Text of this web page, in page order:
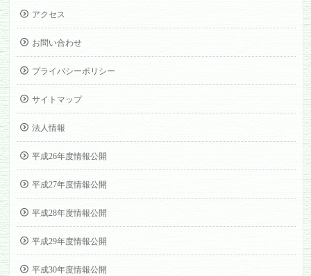
アクセス
お問い合わせ
プライバシーポリシー
サイトマップ
法人情報
平成26年度情報公開
平成27年度情報公開
平成28年度情報公開
平成29年度情報公開
平成30年度情報公開